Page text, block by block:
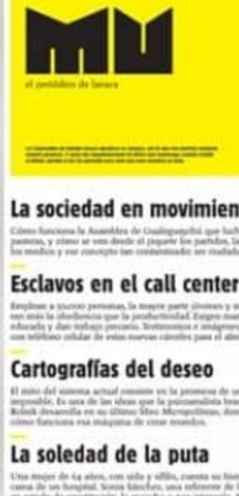
Tortitas y
Desde las rutas
cosas que los impactaron
que donó una señora, las
partes del país) que